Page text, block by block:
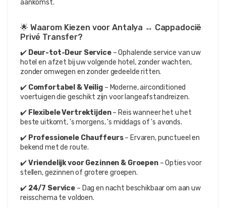
aankomst.
🌟 Waarom Kiezen voor Antalya ↔ Cappadocië
Privé Transfer?
✔️ Deur-tot-Deur Service – Ophalende service van uw
hotel en afzet bij uw volgende hotel, zonder wachten,
zonder omwegen en zonder gedeelde ritten.
✔️ Comfortabel & Veilig – Moderne, airconditioned
voertuigen die geschikt zijn voor langeafstandreizen.
✔️ Flexibele Vertrektijden – Reis wanneer het u het
beste uitkomt, 's morgens, 's middags of 's avonds.
✔️ Professionele Chauffeurs – Ervaren, punctueel en
bekend met de route.
✔️ Vriendelijk voor Gezinnen & Groepen – Opties voor
stellen, gezinnen of grotere groepen.
✔️ 24/7 Service – Dag en nacht beschikbaar om aan uw
reisschema te voldoen.